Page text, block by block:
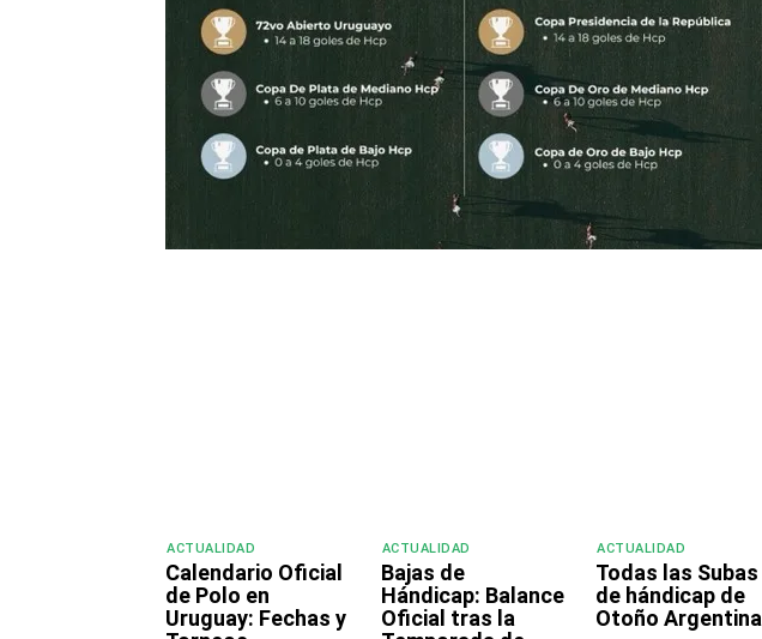
ACTUALIDAD
Calendario Oficial
de Polo en
Uruguay: Fechas y
ACTUALIDAD
Bajas de
Hándicap: Balance
Oficial tras la
ACTUALIDAD
Todas las Subas
de hándicap de
Otoño Argentina